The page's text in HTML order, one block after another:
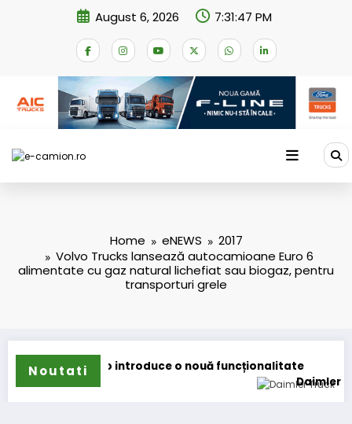
August 6, 2026 7:31:48 PM
Home eNEWS
2017
Volvo Trucks lansează autocamioane Euro 6
alimentate cu gaz natural lichefiat sau biogaz, pentru
transporturi grele
Noutati
o nouă funcționalitate
Daimler Truck recheamă în